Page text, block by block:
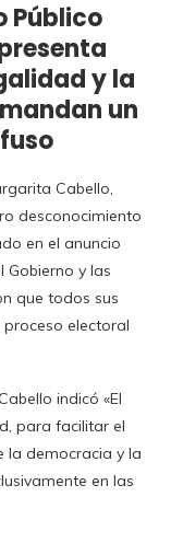
Público
y la
un
Cabello,
desconocimiento
en el anuncio
y las
que todos sus
electoral
indicó «El
para facilitar el
la democracia y la
en las